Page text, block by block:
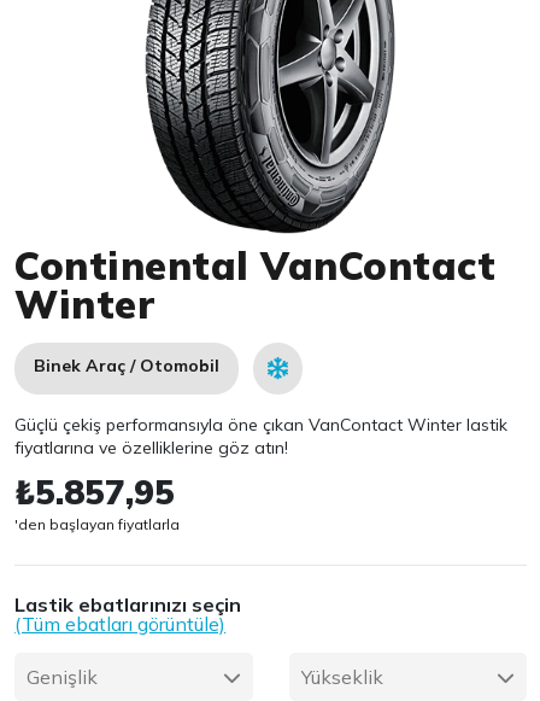
Continental VanContact
Winter
Binek Araç / Otomobil
Güçlü çekiş performansıyla öne çıkan VanContact Winter lastik
fiyatlarına ve özelliklerine göz atın!
₺5.857,95
'den başlayan fiyatlarla
Lastik ebatlarınızı seçin
(Tüm ebatları görüntüle)
Genişlik Yükseklik